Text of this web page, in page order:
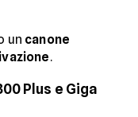
un canone
.
Plus e Giga